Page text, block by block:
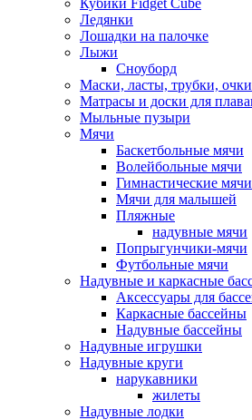
Кубики Fidget Cube
Ледянки
Лошадки на палочке
Лыжи
Сноуборд
Маски, ласты, трубки, очки
Матрасы и доски для
Мыльные пузыри
Мячи
Баскетбольные мячи
Волейбольные мячи
Гимнастические мячи
Мячи для малышей
Пляжные
надувные мячи
Попрыгунчики-мячи
Футбольные мячи
Надувные и каркасные
Аксессуары для
Каркасные бассейны
Надувные бассейны
Надувные игрушки
Надувные круги
нарукавники
жилеты
Надувные лодки